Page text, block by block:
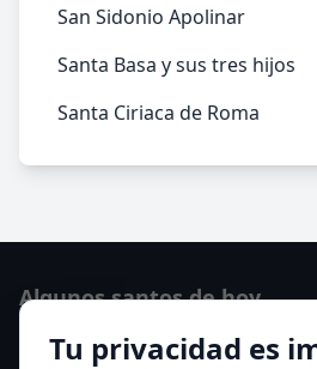
San Sidonio Apolinar
Santa Basa y sus tres hijos
Santa Ciriaca de Roma
Tu privacidad es
Algunos santos de hoy
Santo Domingo de Guzmán